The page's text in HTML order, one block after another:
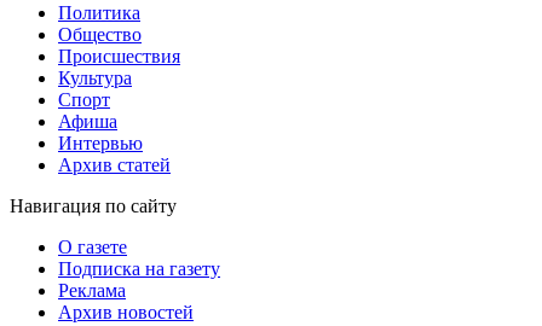
Политика
Общество
Проиcшествия
Культура
Спорт
Афиша
Интервью
Архив статей
Навигация по сайту
О газете
Подписка на газету
Реклама
Архив новостей